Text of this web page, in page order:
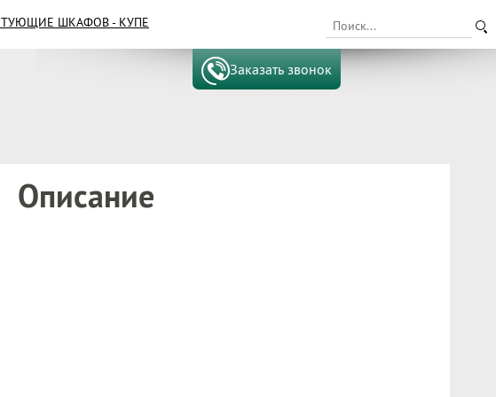
ШКАФОВ - КУПЕ
Заказать звонок
Описание